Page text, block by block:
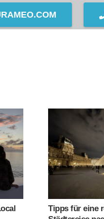
Tipps für eine